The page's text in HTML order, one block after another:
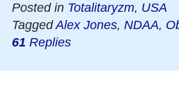
Posted in Totalitaryzm, USA
Tagged Alex Jones, NDAA,
61 Replies